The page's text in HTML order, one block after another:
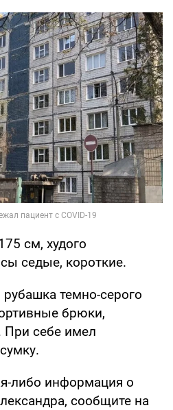
см, худого
седые, короткие.
темно-серого
брюки,
При себе имел
либо информация о
сообщите на